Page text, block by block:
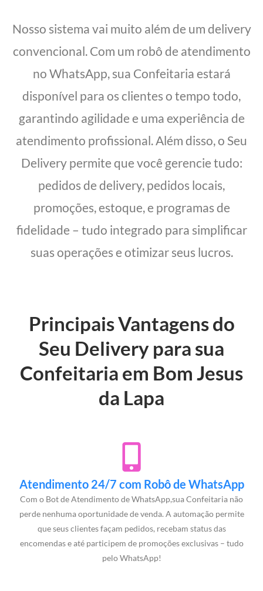
Nosso sistema vai muito além de um delivery
convencional. Com um robô de atendimento
no WhatsApp, sua Confeitaria estará
disponível para os clientes o tempo todo,
garantindo agilidade e uma experiência de
atendimento profissional. Além disso, o Seu
Delivery permite que você gerencie tudo:
pedidos de delivery, pedidos locais,
promoções, estoque, e programas de
fidelidade – tudo integrado para simplificar
suas operações e otimizar seus lucros.
Principais Vantagens do
Seu Delivery para sua
Confeitaria em Bom Jesus
da Lapa
Atendimento 24/7 com Robô de WhatsApp
Com o Bot de Atendimento de WhatsApp,sua Confeitaria não
perde nenhuma oportunidade de venda. A automação permite
que seus clientes façam pedidos, recebam status das
encomendas e até participem de promoções exclusivas – tudo
pelo WhatsApp!